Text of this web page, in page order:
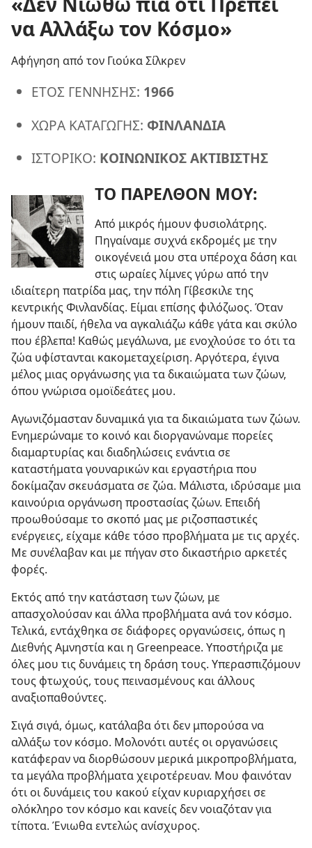
να Αλλάξω τον Κόσμο»
Αφήγηση από τον Γιούκα Σίλκρεν
ΕΤΟΣ ΓΕΝΝΗΣΗΣ: 1966
ΧΩΡΑ ΚΑΤΑΓΩΓΗΣ: ΦΙΝΛΑΝΔΙΑ
ΙΣΤΟΡΙΚΟ: ΚΟΙΝΩΝΙΚΟΣ ΑΚΤΙΒΙΣΤΗΣ
ΤΟ ΠΑΡΕΛΘΟΝ ΜΟΥ:
Από μικρός ήμουν φυσιολάτρης.
Πηγαίναμε συχνά εκδρομές με την
οικογένειά μου στα υπέροχα δάση και
στις ωραίες λίμνες γύρω από την
ιδιαίτερη πατρίδα μας, την πόλη Γίβεσκιλε της
κεντρικής Φινλανδίας. Είμαι επίσης φιλόζωος. Όταν
ήμουν παιδί, ήθελα να αγκαλιάζω κάθε γάτα και σκύλο
που έβλεπα! Καθώς μεγάλωνα, με ενοχλούσε το ότι τα
ζώα υφίστανται κακομεταχείριση. Αργότερα, έγινα
μέλος μιας οργάνωσης για τα δικαιώματα των ζώων,
όπου γνώρισα ομοϊδεάτες μου.
Αγωνιζόμασταν δυναμικά για τα δικαιώματα των ζώων.
Ενημερώναμε το κοινό και διοργανώναμε πορείες
διαμαρτυρίας και διαδηλώσεις ενάντια σε
καταστήματα γουναρικών και εργαστήρια που
δοκίμαζαν σκευάσματα σε ζώα. Μάλιστα, ιδρύσαμε μια
καινούρια οργάνωση προστασίας ζώων. Επειδή
προωθούσαμε το σκοπό μας με ριζοσπαστικές
ενέργειες, είχαμε κάθε τόσο προβλήματα με τις αρχές.
Με συνέλαβαν και με πήγαν στο δικαστήριο αρκετές
φορές.
Εκτός από την κατάσταση των ζώων, με
απασχολούσαν και άλλα προβλήματα ανά τον κόσμο.
Τελικά, εντάχθηκα σε διάφορες οργανώσεις, όπως η
Διεθνής Αμνηστία και η Greenpeace. Υποστήριζα με
όλες μου τις δυνάμεις τη δράση τους. Υπερασπιζόμουν
τους φτωχούς, τους πεινασμένους και άλλους
αναξιοπαθούντες.
Σιγά σιγά, όμως, κατάλαβα ότι δεν μπορούσα να
αλλάξω τον κόσμο. Μολονότι αυτές οι οργανώσεις
κατάφεραν να διορθώσουν μερικά μικροπροβλήματα,
τα μεγάλα προβλήματα χειροτέρευαν. Μου φαινόταν
ότι οι δυνάμεις του κακού είχαν κυριαρχήσει σε
ολόκληρο τον κόσμο και κανείς δεν νοιαζόταν για
τίποτα. Ένιωθα εντελώς ανίσχυρος.